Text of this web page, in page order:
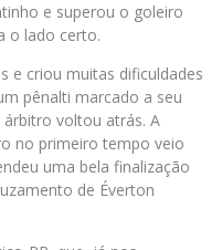
e superou o goleiro
o lado certo.
e criou muitas dificuldades
pênalti marcado a seu
voltou atrás. A
no primeiro tempo veio
uma bela finalização
de Éverton